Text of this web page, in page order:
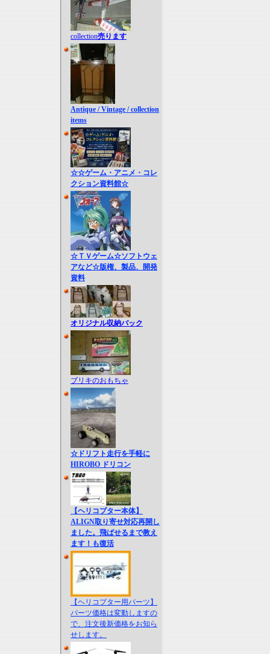
collection売ります
Antique / Vintage / collection
items
☆☆ゲーム・アニメ・コレ
クション資料館☆
☆ＴＶゲーム☆ソフトウェ
アなど☆版権、製品、開発
資料
オリジナル収納バック
ブリキのおもちゃ
☆ドリフト走行を手軽に
HIROBO ドリコン
【ヘリコプター本体】
ALIGN取り寄せ対応再開し
ました。飛ばせるまで教え
ます！も復活
【ヘリコプター用パーツ】
パーツ価格は変動しますの
で、注文後新価格をお知ら
せします。